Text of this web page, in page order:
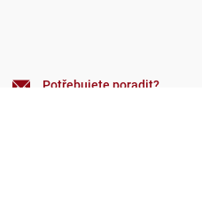
Potřebujete poradit?